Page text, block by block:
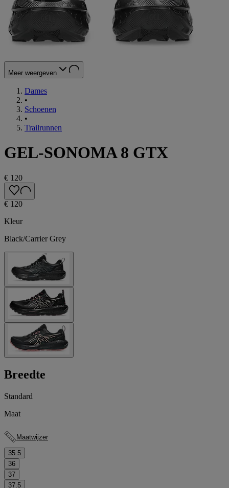
Meer weergeven
Dames
•
Schoenen
•
Trailrunnen
GEL-SONOMA 8 GTX
€ 120
€ 120
Kleur
Black/Carrier Grey
Breedte
Standard
Maat
Maatwijzer
35.5
36
37
37.5